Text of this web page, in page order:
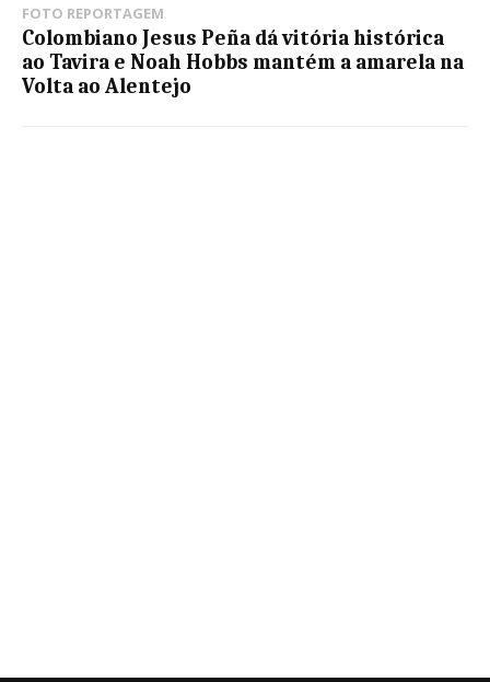
FOTO REPORTAGEM
Colombiano Jesus Peña dá vitória histórica
ao Tavira e Noah Hobbs mantém a amarela na
Volta ao Alentejo